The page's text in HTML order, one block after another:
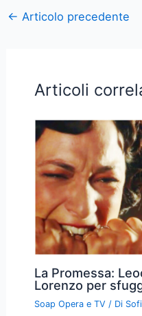
← Articolo precedente
Articoli
La Promessa:
Lorenzo per
Soap Opera e TV / Di